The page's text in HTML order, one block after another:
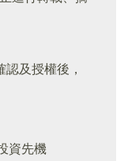
認及授權後，
資先機